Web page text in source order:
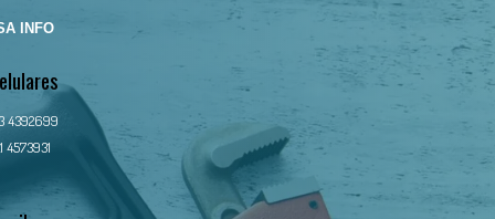
INFO
4392699
4573931